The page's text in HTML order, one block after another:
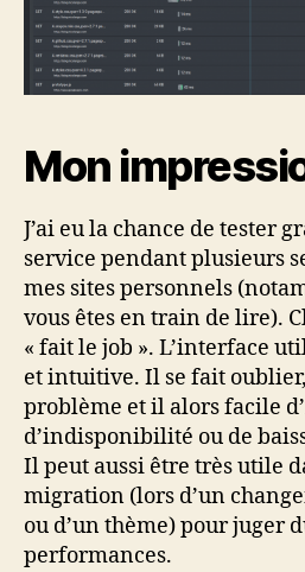
Mon
J’ai eu la chance de tester
service pendant plusieurs
mes sites personnels
vous êtes en train de lire).
« fait le job ». L’interface
et intuitive. Il se fait
problème et il alors facile
d’indisponibilité ou de
Il peut aussi être très utile
migration (lors d’un
ou d’un thème) pour juger
performances.